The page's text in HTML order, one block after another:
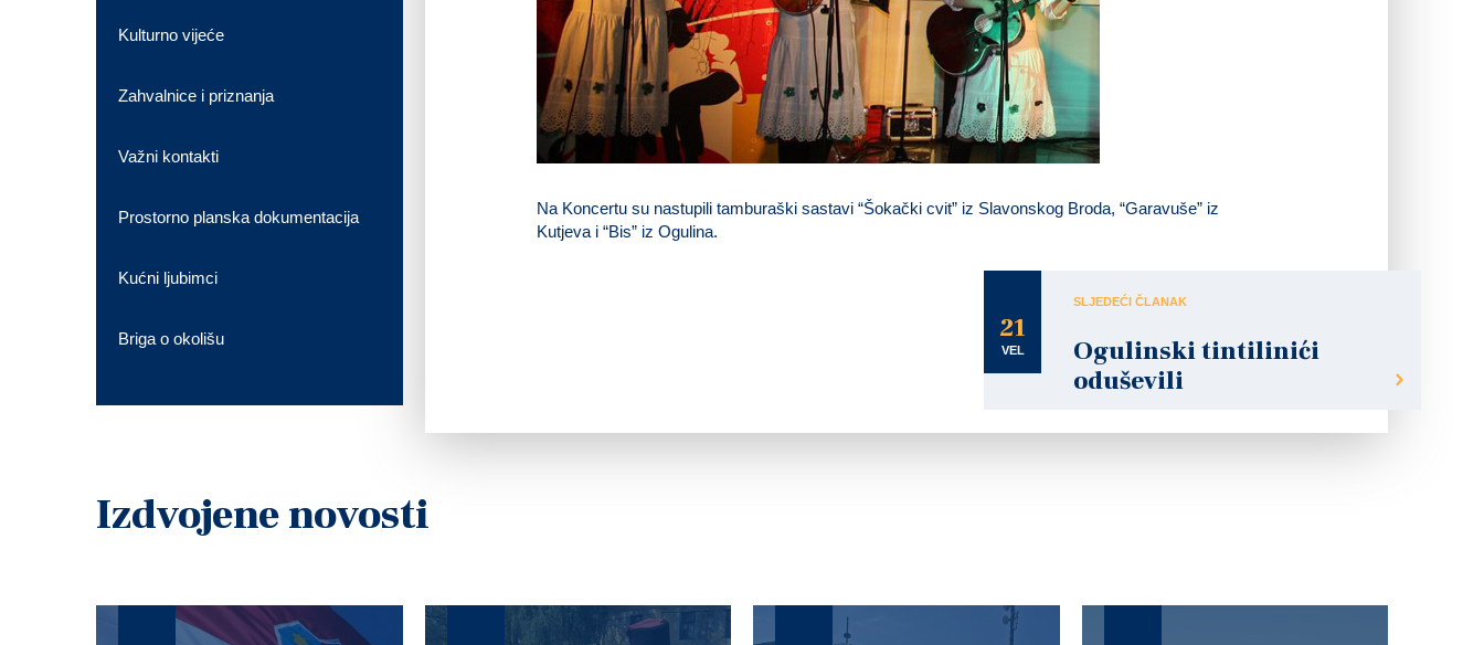
Na Koncertu su nastupili tamburaški sastavi “Šokački cvit” iz Slavonskog Broda, “Garavuše” iz
Kutjeva i “Bis” iz Ogulina.
21
VEL
SLJEDEĆI ČLANAK
Ogulinski tintilinići
oduševili
Kulturno vijeće
Zahvalnice i priznanja
Važni kontakti
Prostorno planska dokumentacija
Kućni ljubimci
Briga o okolišu
Izdvojene novosti